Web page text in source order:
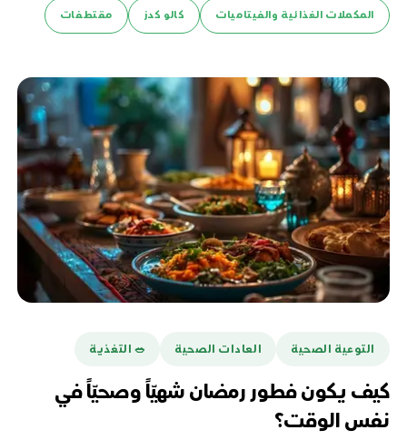
المكملات الغذائية والفيتاميات كالو كدز مقتطفات
التوعية الصحية العادات الصحية 🥗 التغذية
كيف يكون فطور رمضان شهيّاً وصحيّاً في
نفس الوقت؟